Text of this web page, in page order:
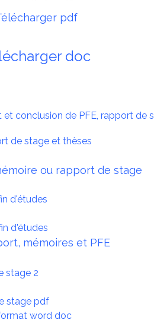
pdf
doc
conclusion de PFE, rapport de
de stage et thèses
ou rapport de stage
d'études
d'études
mémoires et PFE
stage 2
stage pdf
word doc